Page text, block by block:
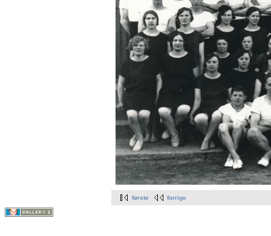
første forrige